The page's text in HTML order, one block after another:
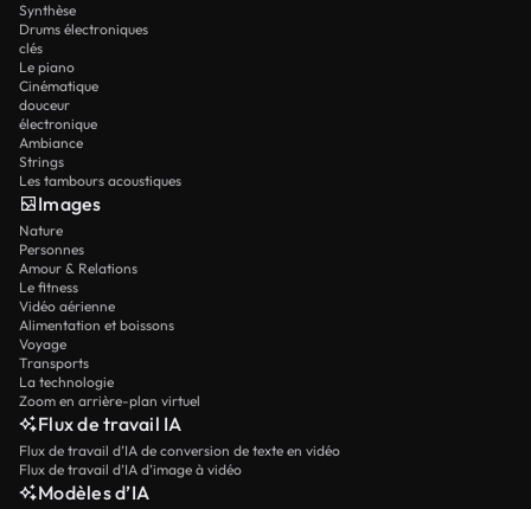
Synthèse
Drums électroniques
clés
Le piano
Cinématique
douceur
électronique
Ambiance
Strings
Les tambours acoustiques
Images
Nature
Personnes
Amour & Relations
Le fitness
Vidéo aérienne
Alimentation et boissons
Voyage
Transports
La technologie
Zoom en arrière-plan virtuel
Flux de travail IA
Flux de travail d’IA de conversion de texte en vidéo
Flux de travail d’IA d’image à vidéo
Modèles d’IA